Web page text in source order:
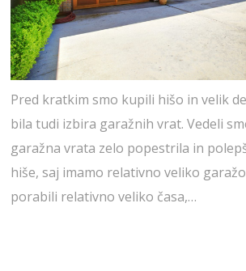
Pred kratkim smo kupili hišo in velik
bila tudi izbira garažnih vrat. Vedeli
garažna vrata zelo popestrila in
hiše, saj imamo relativno veliko
porabili relativno veliko časa,…